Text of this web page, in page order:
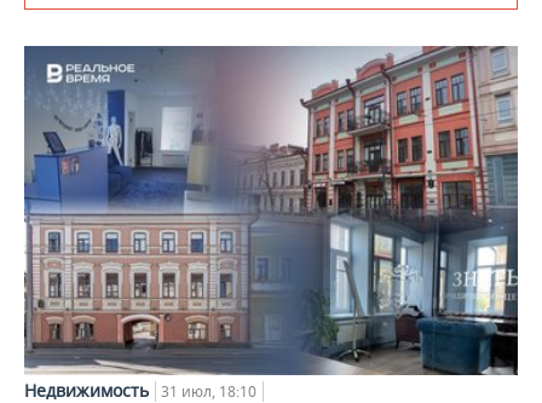
Недвижимость 31 июл, 18:10